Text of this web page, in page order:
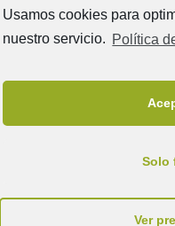
Usamos cookies para
nuestro servicio. Política
Solo
Ver
08227 - Terrassa
Tel. 93 727 35 34